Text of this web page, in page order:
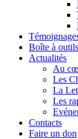
Boîte à outils
Actualités
Au
Les
La
Les
Contacts
Faire un don